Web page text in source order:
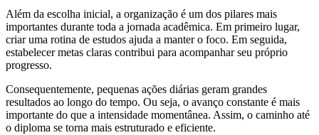
Além da escolha inicial, a organização é um dos pilares mais
importantes durante toda a jornada acadêmica. Em primeiro lugar,
criar uma rotina de estudos ajuda a manter o foco. Em seguida,
estabelecer metas claras contribui para acompanhar seu próprio
progresso.
Consequentemente, pequenas ações diárias geram grandes
resultados ao longo do tempo. Ou seja, o avanço constante é mais
importante do que a intensidade momentânea. Assim, o caminho até
o diploma se torna mais estruturado e eficiente.